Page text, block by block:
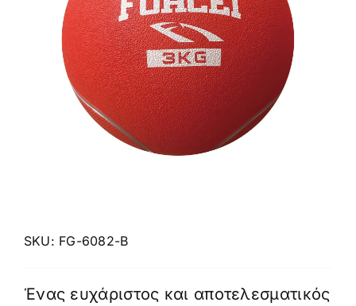
Πολεμικές Τέχνες
Yoga – Pilates – Massage
Δάπεδα Γυμναστηρίου
SKU: FG-6082-B
Ένας ευχάριστος και αποτελεσματικός